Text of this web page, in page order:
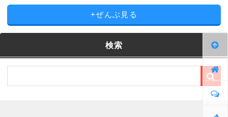
+ぜんぶ見る
検索